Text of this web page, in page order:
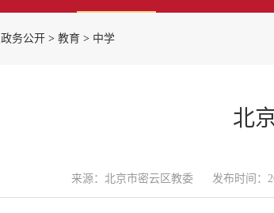
政务公开 > 教育 > 中学
北
来源：北京市密云区教委 发布时间：